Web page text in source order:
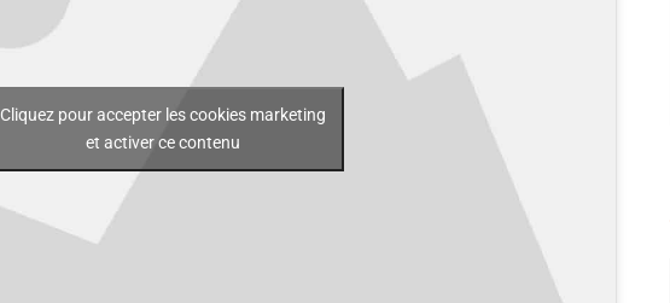
Cliquez pour accepter les cookies marketing
et activer ce contenu